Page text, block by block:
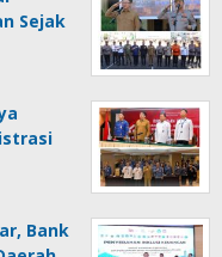
Sejak
Bank